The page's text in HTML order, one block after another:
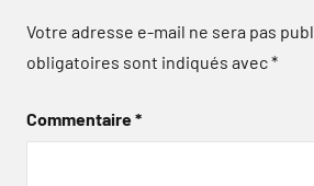
Votre adresse e-mail ne sera pas
obligatoires sont indiqués avec*
Commentaire*